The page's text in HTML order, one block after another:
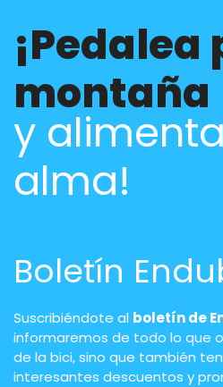
¡Pedalea
montaña
y
alma!
Boletín
Suscribiéndote al boletín de
informaremos de todo lo que
de la bici, sino que también
interesantes descuentos y